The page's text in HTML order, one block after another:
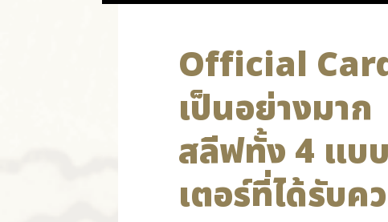
Official
เป็นอย่างมาก
สลีฟทั้ง 4 แบ
เตอร์ที่ได้รับ